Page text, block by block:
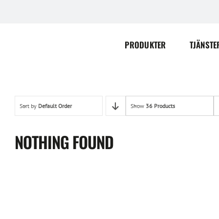
PRODUKTER
Sort by Default Order Show 36 Products
NOTHING FOUND